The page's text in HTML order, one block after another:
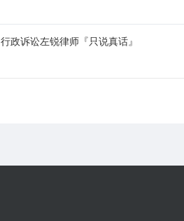
行政诉讼左锐律师『只说真话』